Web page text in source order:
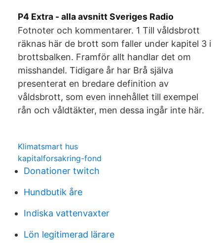
P4 Extra - alla avsnitt Sveriges Radio
Fotnoter och kommentarer. 1 Till våldsbrott
räknas här de brott som faller under kapitel 3 i
brottsbalken. Framför allt handlar det om
misshandel. Tidigare år har Brå själva
presenterat en bredare definition av
våldsbrott, som even innehållet till exempel
rån och våldtäkter, men dessa ingår inte här.
Klimatsmart hus
kapitalforsakring-fond
Donationer twitch
Hundbutik åre
Indiska vattenvaxter
Lön legitimerad lärare